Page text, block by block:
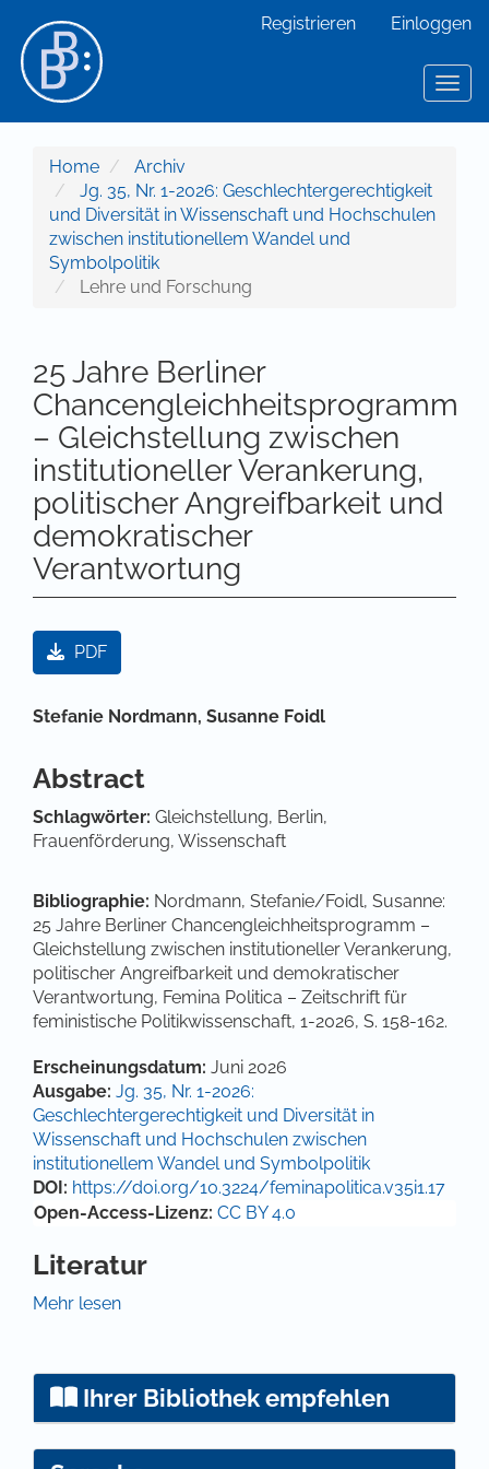
Hauptinhalt
Sidebar
Registrieren Einloggen
Home
Archiv
Jg. 35, Nr. 1-2026: Geschlechtergerechtigkeit
und Diversität in Wissenschaft und Hochschulen
zwischen institutionellem Wandel und
Symbolpolitik
Lehre und Forschung
25 Jahre Berliner
Chancengleichheitsprogramm
– Gleichstellung zwischen
institutioneller Verankerung,
politischer Angreifbarkeit und
demokratischer
Verantwortung
Artikel-Sidebar
PDF
Hauptsächlicher Artikelinhalt
Stefanie Nordmann, Susanne Foidl
Abstract
Schlagwörter: Gleichstellung, Berlin,
Frauenförderung, Wissenschaft
Bibliographie: Nordmann, Stefanie/Foidl, Susanne:
25 Jahre Berliner Chancengleichheitsprogramm –
Gleichstellung zwischen institutioneller Verankerung,
politischer Angreifbarkeit und demokratischer
Verantwortung, Femina Politica – Zeitschrift für
feministische Politikwissenschaft, 1-2026, S. 158-162.
Artikel-Details
Erscheinungsdatum: Juni 2026
Ausgabe: Jg. 35, Nr. 1-2026:
Geschlechtergerechtigkeit und Diversität in
Wissenschaft und Hochschulen zwischen
institutionellem Wandel und Symbolpolitik
DOI: https://doi.org/10.3224/feminapolitica.v35i1.17
Open-Access-Lizenz: CC BY 4.0
Literatur
Haug, Gerald/Krieg, Thomas/Auer, Marietta/Barner,
Waltraud/Krull Wilhelm/Kühl, Stefan/Stückradt,
Michael/Voßkuhle, Andreas, 2025: Mehr Freiheit –
weniger Regulierung: Vorschläge für die
Entbürokratisierung des Wissenschaftssystems.
Mehr lesen
Ihrer Bibliothek empfehlen